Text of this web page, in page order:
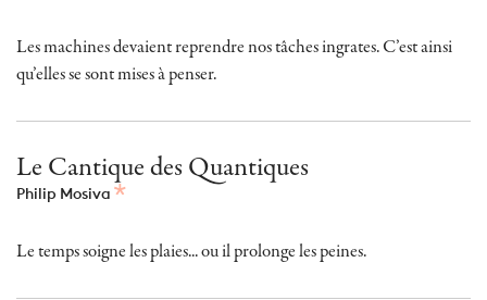
Les machines devaient reprendre nos tâches ingrates. C’est ainsi
qu’elles se sont mises à penser.
Le Cantique des Quantiques
Philip Mosiva
Le temps soigne les plaies... ou il prolonge les peines.